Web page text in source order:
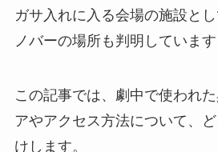
ガサ入れに入る会場の施設と
ノバーの場所も判明しています
この記事では、劇中で使われ
アやアクセス方法について、
けします。